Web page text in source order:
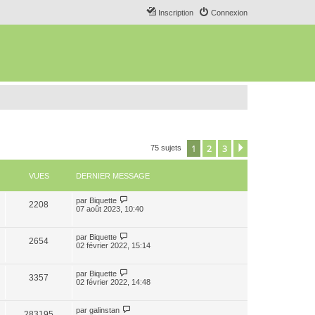
Connexion
Inscription
75 sujets 1 2 3
VUES DERNIER MESSAGE
2208 par Biquette
07 août 2023, 10:40
2654 par Biquette
02 février 2022, 15:14
3357 par Biquette
02 février 2022, 14:48
par galinstan